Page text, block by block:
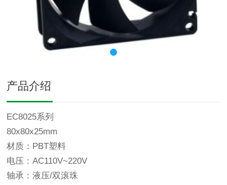
产品介绍
EC8025系列
80x80x25mm
材质：PBT塑料
电压：AC110V~220V
轴承：液压/双滚珠